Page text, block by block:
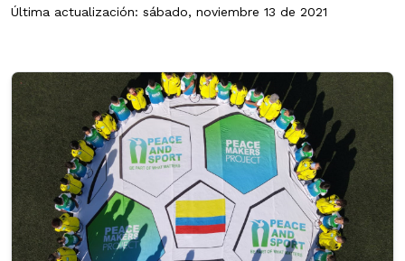
Última actualización: sábado, noviembre 13 de 2021